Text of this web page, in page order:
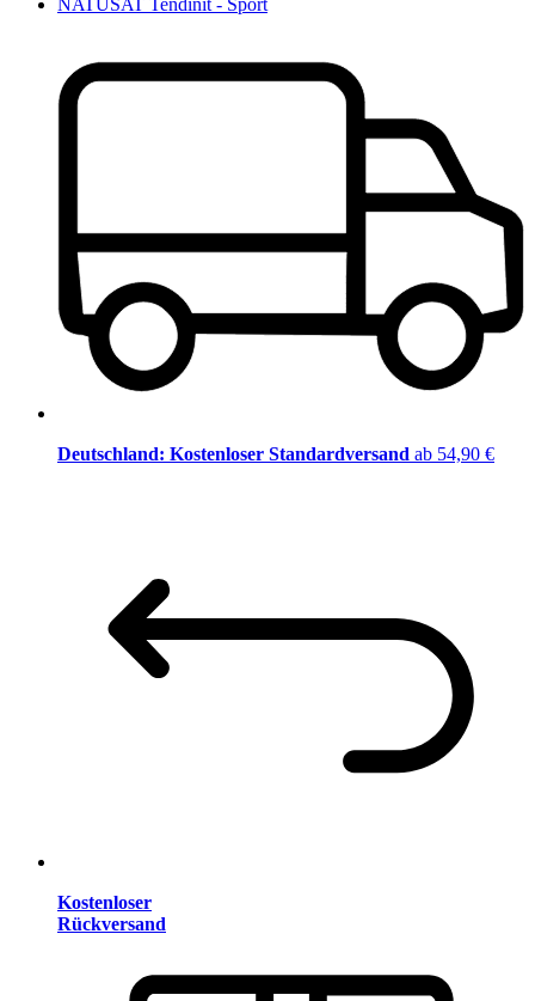
NATUSAT Tendinit - Sport
Deutschland: Kostenloser Standardversand ab 54,90 €
Kostenloser
Rückversand